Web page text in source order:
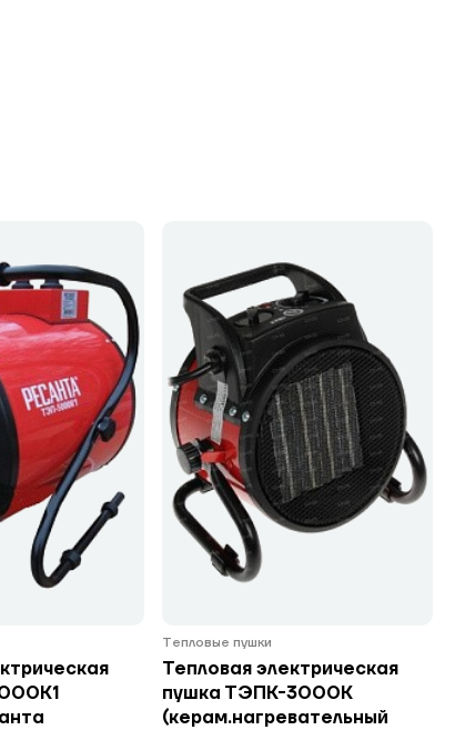
Тепловые пушки
Тепловая электрическая
пушка ТЭПК-3000К
(керам.нагревательный